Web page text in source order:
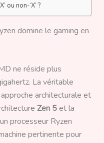
ou non-‘X’ ?
domine le gaming en
ne réside plus
La véritable
architecturale et
Zen 5et la
processeur Ryzen
pertinente pour